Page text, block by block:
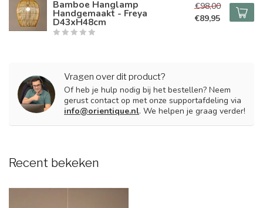
Bamboe Hanglamp
Handgemaakt - Freya
D43xH48cm
€98,00
€89,95
Vragen over dit product?
Of heb je hulp nodig bij het bestellen? Neem
gerust contact op met onze supportafdeling via
info@orientique.nl. We helpen je graag verder!
Recent bekeken